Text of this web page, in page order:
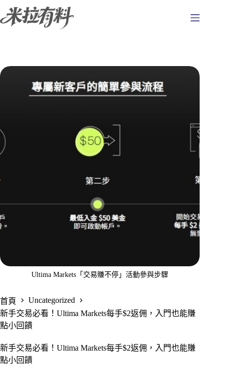
至
容
Ultima Markets「交易賺不停」活動參與步驟
首頁
Uncategorized
新手交易必看！Ultima Markets每手$2返佣，入門也能賺
點小回饋
新手交易必看！Ultima Markets每手$2返佣，入門也能賺
點小回饋